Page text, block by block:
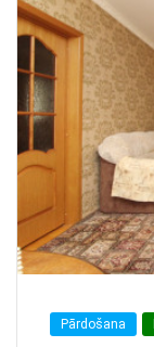
Pārdošana